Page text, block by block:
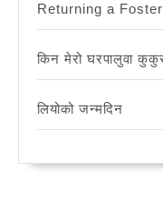
Returning a
किन मेरो घरपालुवा
लियोको जन्मदिन